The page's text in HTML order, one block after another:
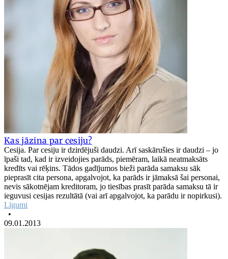
Kas jāzina par cesiju?
Cesija. Par cesiju ir dzirdējuši daudzi. Arī saskārušies ir daudzi – jo
īpaši tad, kad ir izveidojies parāds, piemēram, laikā neatmaksāts
kredīts vai rēķins. Tādos gadījumos bieži parāda samaksu sāk
pieprasīt cita persona, apgalvojot, ka parāds ir jāmaksā šai personai,
nevis sākotnējam kreditoram, jo tiesības prasīt parāda samaksu tā ir
ieguvusi cesijas rezultātā (vai arī apgalvojot, ka parādu ir nopirkusi).
Līgumi
•
09.01.2013